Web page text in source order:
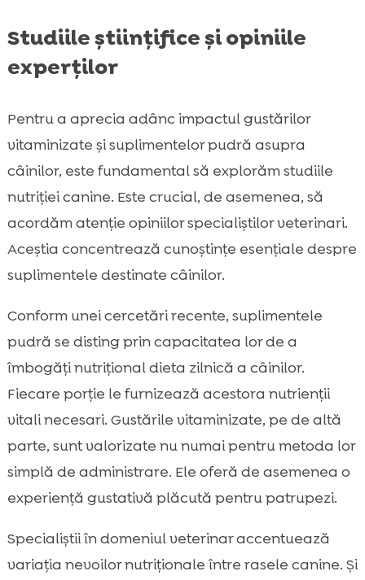
Studiile științifice și opiniile
experților
Pentru a aprecia adânc impactul gustărilor
vitaminizate și suplimentelor pudră asupra
câinilor, este fundamental să explorăm studiile
nutriției canine. Este crucial, de asemenea, să
acordăm atenție opiniilor specialiștilor veterinari.
Aceștia concentrează cunoștințe esențiale despre
suplimentele destinate câinilor.
Conform unei cercetări recente, suplimentele
pudră se disting prin capacitatea lor de a
îmbogăți nutrițional dieta zilnică a câinilor.
Fiecare porție le furnizează acestora nutrienții
vitali necesari. Gustările vitaminizate, pe de altă
parte, sunt valorizate nu numai pentru metoda lor
simplă de administrare. Ele oferă de asemenea o
experiență gustativă plăcută pentru patrupezi.
Specialiștii în domeniul veterinar accentuează
variația nevoilor nutriționale între rasele canine. Și